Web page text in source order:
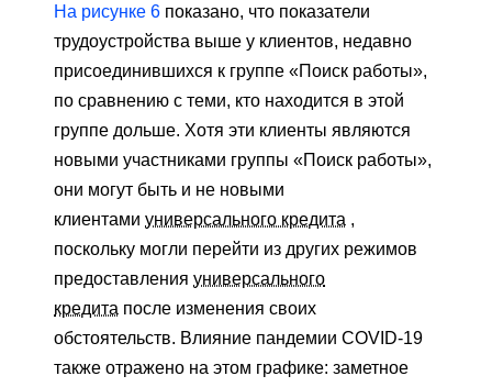
На рисунке 6 показано, что показатели
трудоустройства выше у клиентов, недавно
присоединившихся к группе «Поиск работы»,
по сравнению с теми, кто находится в этой
группе дольше. Хотя эти клиенты являются
новыми участниками группы «Поиск работы»,
они могут быть и не новыми
клиентами универсального кредита ,
поскольку могли перейти из других режимов
предоставления универсального
кредита после изменения своих
обстоятельств. Влияние пандемии COVID-19
также отражено на этом графике: заметное